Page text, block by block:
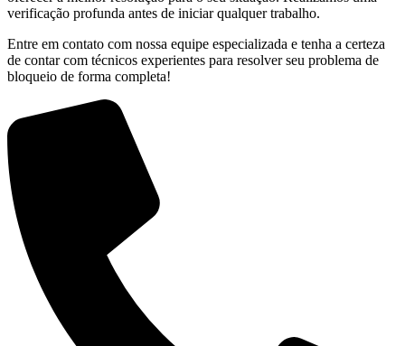
verificação profunda antes de iniciar qualquer trabalho.
Entre em contato com nossa equipe especializada e tenha a certeza
de contar com técnicos experientes para resolver seu problema de
bloqueio de forma completa!